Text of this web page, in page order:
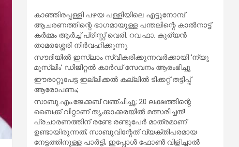
കാഞ്ഞിരപ്പള്ളി പഴയ പള്ളിയിലെ എട്ടുനോമ്പ്
ആചരണത്തിന്റെ ഭാഗമായുള്ള പന്തലിന്റെ കാൽനാട്ട്
കർമ്മം ആർച്ച് പ്രീസ്റ്റ് വെരി. റവ.ഫാ. കുര്യൻ
താമരശ്ശേരി നിർവഹിക്കുന്നു.
സൗദിയില്‍ ഇസ്‌ലാം സ്വീകരിക്കുന്നവര്‍ക്കായി ‘ന്യൂ
മുസ്ലിം’ ഡിജിറ്റല്‍ കാര്‍ഡ് സേവനം ആരംഭിച്ചു
ഈരാറ്റുപേട്ട ഇല്ലിക്കൽ കല്ലിൽ ടിക്കറ്റ് തട്ടിപ്പ്
ആരോപണം;
സാബു.എം.ജേക്കബ് വഞ്ചിച്ചു; 20 ലക്ഷത്തിന്റെ
ബൈക്ക് വിറ്റാണ് തൃക്കാക്കരയില്‍ മത്സരിച്ചത്!
പ്രചാരണത്തിന് രണ്ടേ രണ്ടുപേര്‍ മാത്രമാണ്
ഉണ്ടായിരുന്നത്; സാബുവിന്റേത് വ്യക്തിപരമായ
നേട്ടത്തിനുള്ള പാര്‍ട്ടി; ഇപ്പോള്‍ ഫോണ്‍ വിളിച്ചാല്‍